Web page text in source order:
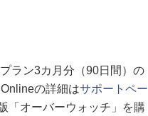
ラン3カ月分（90日間）の
の詳細はサポートペー
「オーバーウォッチ」を購